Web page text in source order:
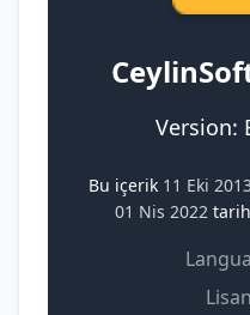
Version:
Bu içerik 11 Eki 2013
01 Nis 2022